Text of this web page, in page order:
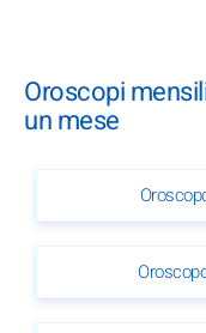
Oroscopi
un mese